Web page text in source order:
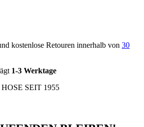
kostenlose Retouren innerhalb von 30
1-3 Werktage
SEIT 1955